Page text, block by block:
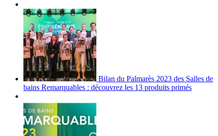
Bilan du Palmarès 2023 des Salles de
bains Remarquables : découvrez les 13 produits primés